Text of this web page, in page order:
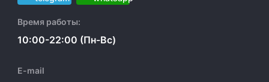
Время работы:
10:00-22:00 (Пн-Вс)
E-mail